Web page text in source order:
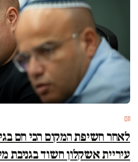
חם
לאחר חשיפת המקום הכי חם
עיריית אשקלון חשוד בגניבת